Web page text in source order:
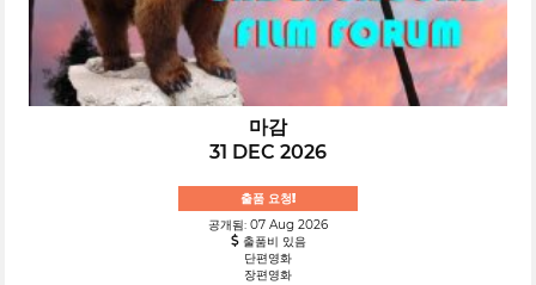
마감
31 DEC 2026
출품 요청!
공개됨: 07 Aug 2026
출품비 있음
단편영화
장편영화